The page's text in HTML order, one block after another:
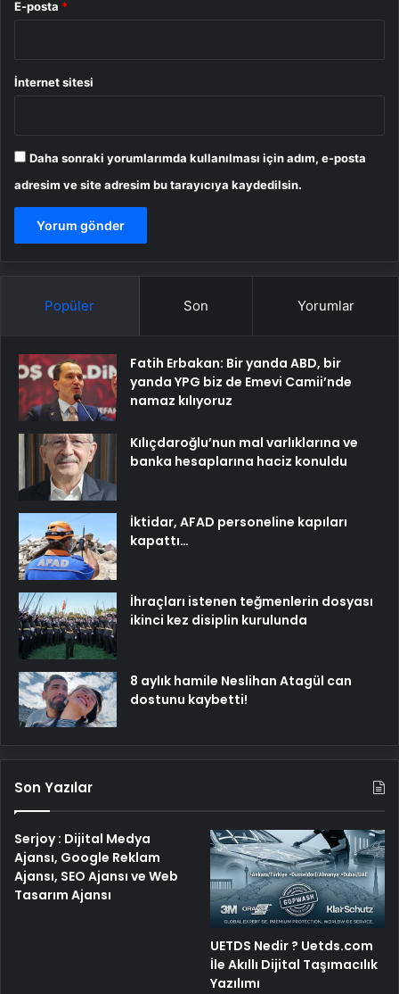
E-posta *
İnternet sitesi
Daha sonraki yorumlarımda kullanılması için adım, e-posta
adresim ve site adresim bu tarayıcıya kaydedilsin.
Popüler Son Yorumlar
Fatih Erbakan: Bir yanda ABD, bir
yanda YPG biz de Emevi Camii’nde
namaz kılıyoruz
Kılıçdaroğlu’nun mal varlıklarına ve
banka hesaplarına haciz konuldu
İktidar, AFAD personeline kapıları
kapattı…
İhraçları istenen teğmenlerin dosyası
ikinci kez disiplin kurulunda
8 aylık hamile Neslihan Atagül can
dostunu kaybetti!
Son Yazılar
Serjoy : Dijital Medya
Ajansı, Google Reklam
Ajansı, SEO Ajansı ve Web
Tasarım Ajansı
UETDS Nedir ? Uetds.com
İle Akıllı Dijital Taşımacılık
Yazılımı